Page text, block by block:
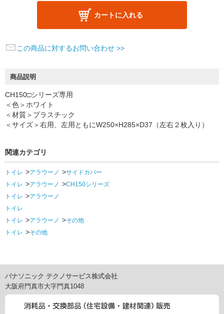
カートに入れる
この商品に対するお問い合わせ >>
商品説明
CH150□シリーズ専用
＜色＞ホワイト
＜材質＞プラスチック
＜サイズ＞右用、左用ともにW250×H285×D37（左右２枚入り）
関連カテゴリ
トイレ アラウーノ
サイドカバー
トイレ
アラウーノ
CH150シリーズ
トイレ
アラウーノ
トイレ
トイレ
アラウーノ
その他
トイレ
その他
パナソニック テクノサービス株式会社
大阪府門真市大字門真1048